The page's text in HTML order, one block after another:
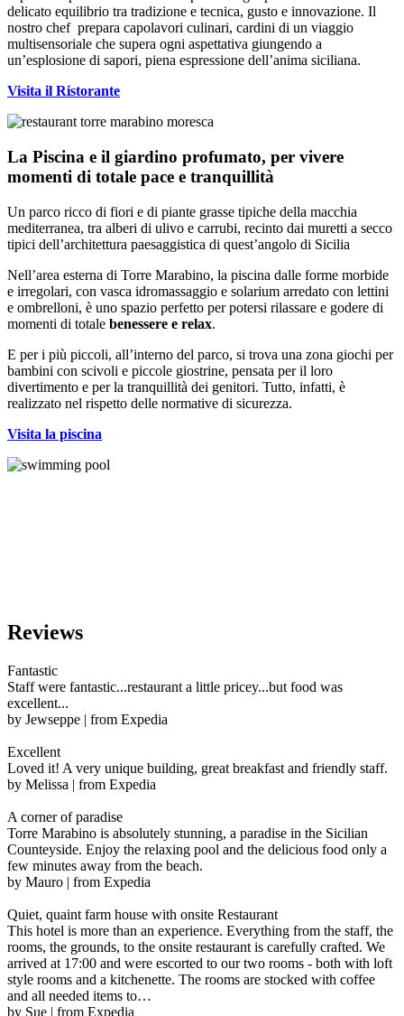
delicato equilibrio tra tradizione e tecnica, gusto e innovazione. Il
nostro chef prepara capolavori culinari, cardini di un viaggio
multisensoriale che supera ogni aspettativa giungendo a
un’esplosione di sapori, piena espressione dell’anima siciliana.
Visita il Ristorante
La Piscina e il giardino profumato, per vivere
momenti di totale pace e tranquillità
Un parco ricco di fiori e di piante grasse tipiche della macchia
mediterranea, tra alberi di ulivo e carrubi, recinto dai muretti a secco
tipici dell’architettura paesaggistica di quest’angolo di Sicilia
Nell’area esterna di Torre Marabino, la piscina dalle forme morbide
e irregolari, con vasca idromassaggio e solarium arredato con lettini
e ombrelloni, è uno spazio perfetto per potersi rilassare e godere di
momenti di totale benessere e relax.
E per i più piccoli, all’interno del parco, si trova una zona giochi per
bambini con scivoli e piccole giostrine, pensata per il loro
divertimento e per la tranquillità dei genitori. Tutto, infatti, è
realizzato nel rispetto delle normative di sicurezza.
Visita la piscina
Reviews
Fantastic
Staff were fantastic...restaurant a little pricey...but food was
excellent...
by Jewseppe | from Expedia
Excellent
Loved it! A very unique building, great breakfast and friendly staff.
by Melissa | from Expedia
A corner of paradise
Torre Marabino is absolutely stunning, a paradise in the Sicilian
Counteyside. Enjoy the relaxing pool and the delicious food only a
few minutes away from the beach.
by Mauro | from Expedia
Quiet, quaint farm house with onsite Restaurant
This hotel is more than an experience. Everything from the staff, the
rooms, the grounds, to the onsite restaurant is carefully crafted. We
arrived at 17:00 and were escorted to our two rooms - both with loft
style rooms and a kitchenette. The rooms are stocked with coffee
and all needed items to…
by Sue | from Expedia